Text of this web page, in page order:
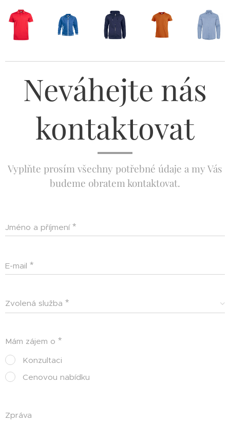
Neváhejte nás
kontaktovat
Vyplňte prosím všechny potřebné údaje a my Vás
budeme obratem kontaktovat.
Jméno a příjmení
E-mail
Zvolená služba
Mám zájem o
Konzultaci
Cenovou nabídku
Zpráva